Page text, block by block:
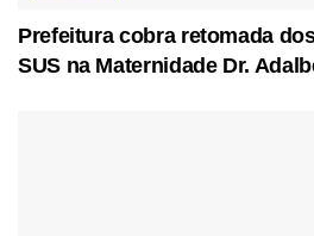
Prefeitura cobra retomada
SUS na Maternidade Dr.